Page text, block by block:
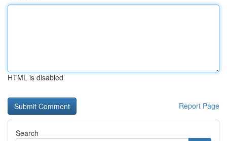
HTML is disabled
Report Page
Search